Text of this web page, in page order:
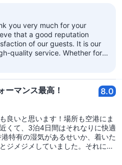
you very much for your
that a good reputation
of our guests. It is our
quality service. Whether for
we welcome you to choose
ーマンス最高！ 8.0
良いと思います！場所も空港にま
くて、3泊4日間はそれなりに快適
特有の湿気があるせいか、着いた
ジメジメしていました。それに窓
でしたが、ほとんど日が入らなか